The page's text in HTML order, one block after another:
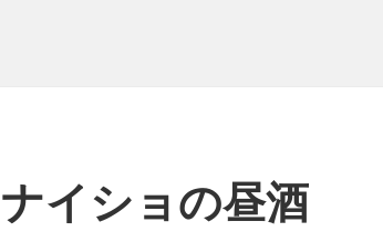
ナイショの昼酒